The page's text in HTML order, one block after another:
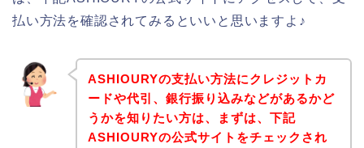
払い方法を確認されてみるといいと思いますよ♪
ASHIOURYの支払い方法にクレジットカ
ードや代引、銀行振り込みなどがあるかど
うかを知りたい方は、まずは、下記
ASHIOURYの公式サイトをチェックされ